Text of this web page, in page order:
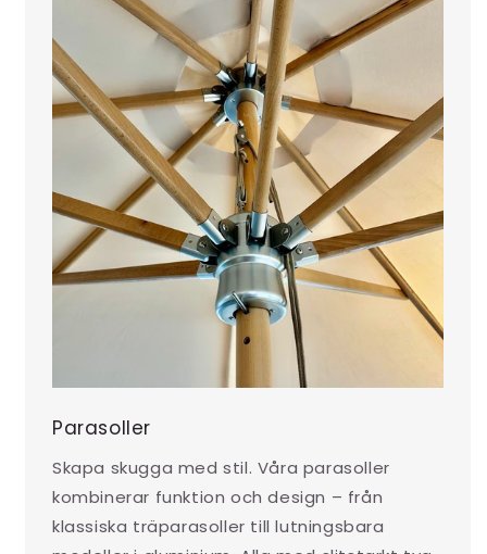
Parasoller
Skapa skugga med stil. Våra parasoller
kombinerar funktion och design – från
klassiska träparasoller till lutningsbara